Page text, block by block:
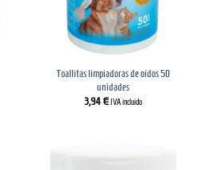
Toallitas limpiadoras de oídos 50
unidades
3,94 €IVA incluido